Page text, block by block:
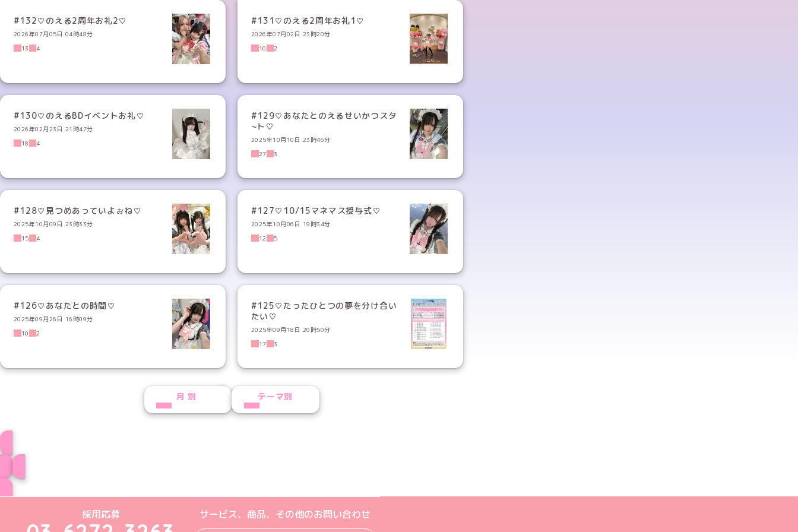
#132♡のえる2周年お礼2♡
2026年07月05日 04時48分
13
4
#131♡のえる2周年お礼1♡
2026年07月02日 23時20分
10
2
#130♡のえるBDイベントお礼♡
2026年02月23日 21時47分
18
4
#129♡あなたとのえるせいかつスタ
~ト♡
2025年10月10日 23時46分
27
3
#128♡見つめあっていよぉね♡
2025年10月09日 23時33分
15
4
#127♡10/15マネマス授与式♡
2025年10月06日 19時34分
12
5
#126♡あなたとの時間♡
2025年09月26日 16時09分
10
2
#125♡たったひとつの夢を分け合い
たい♡
2025年09月18日 20時50分
17
3
NEXT
月別 テーマ別
めいどりーみんTikTok公式アカウント
めいどりーみんX公式アカウント
めいどりーみんInstagram公式アカウント
めいどりーみんFacebook公式アカウント
めいどりーみんYouTube公式アカウント
採用応募 サービス、商品、その他のお問い合わせ